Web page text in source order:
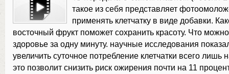
такое из себя представляет
применять клетчатку в виде добавки.
восточный фрукт поможет сохранить красоту. Что
здоровье за одну минуту. научные исследования
увеличить суточное потребление клетчатки всего лишь
это позволит снизить риск ожирения почти на 11